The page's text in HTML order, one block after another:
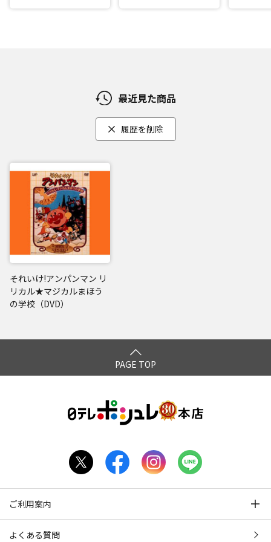
最近見た商品
履歴を削除
それいけ!アンパンマン リ
リカル★マジカルまほう
の学校（DVD）
PAGE TOP
ご利用案内
よくある質問